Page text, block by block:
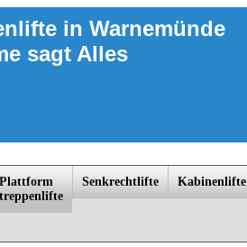
in Warnemünde
sagt Alles
Platt­form
trep­penlif­te
Senkrechtlifte Kabinenlifte